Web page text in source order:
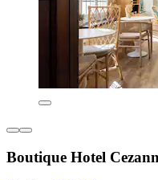
Boutique Hotel